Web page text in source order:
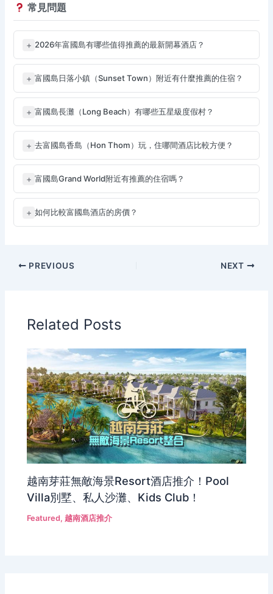
常見問題
+ 2026年富國島有哪些值得推薦的最新開幕酒店？
+ 富國島日落小鎮（Sunset Town）附近有什麼推薦的住宿？
+ 富國島長灘（Long Beach）有哪些五星級度假村？
+ 去富國島香島（Hon Thom）玩，住哪間酒店比較方便？
+ 富國島Grand World附近有推薦的住宿嗎？
+ 如何比較富國島酒店的房價？
PREVIOUS NEXT
Related Posts
越南芽莊無敵海景Resort酒店推介！Pool
Villa別墅、私人沙灘、Kids Club！
Featured,越南酒店推介